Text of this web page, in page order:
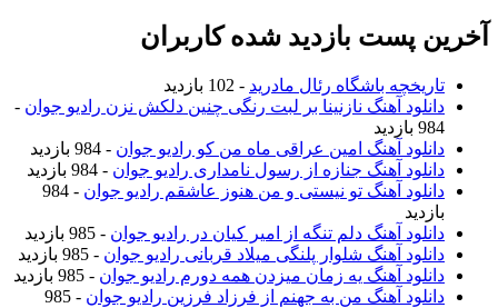
آخرین پست بازدید شده کاربران
تاریخچه باشگاه رئال مادرید - 102 بازدید
دانلود آهنگ نازنینا بر لبت رنگی چنین دلکش نزن رادیو جوان -
984 بازدید
دانلود آهنگ امین عراقی ماه من کو رادیو جوان - 984 بازدید
دانلود آهنگ جنازه از رسول نامداری رادیو جوان - 984 بازدید
دانلود آهنگ تو نیستی و من هنوز عاشقم رادیو جوان
- 984
بازدید
دانلود آهنگ دلم تنگه از امیر کیان در رادیو جوان - 985 بازدید
دانلود آهنگ شلوار پلنگی میلاد قربانی رادیو جوان - 985 بازدید
دانلود آهنگ یه زمان میزدن همه دورم رادیو جوان - 985 بازدید
دانلود آهنگ من به جهنم از فرزاد فرزین رادیو جوان
- 985